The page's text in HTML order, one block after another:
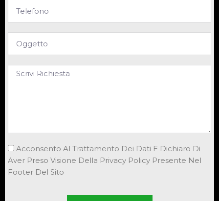
Acconsento Al Trattamento Dei Dati E Dichiaro Di
Aver Preso Visione Della Privacy Policy Presente Nel
Footer Del Sito